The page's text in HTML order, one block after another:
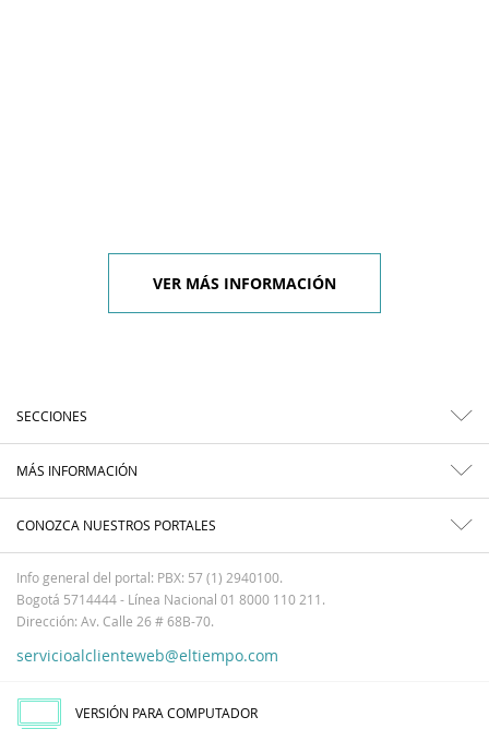
VER MÁS INFORMACIÓN
SECCIONES
MÁS INFORMACIÓN
CONOZCA NUESTROS PORTALES
Info general del portal: PBX: 57 (1) 2940100.
Bogotá 5714444 - Línea Nacional 01 8000 110 211.
Dirección: Av. Calle 26 # 68B-70.
servicioalclienteweb@eltiempo.com
VERSIÓN PARA COMPUTADOR